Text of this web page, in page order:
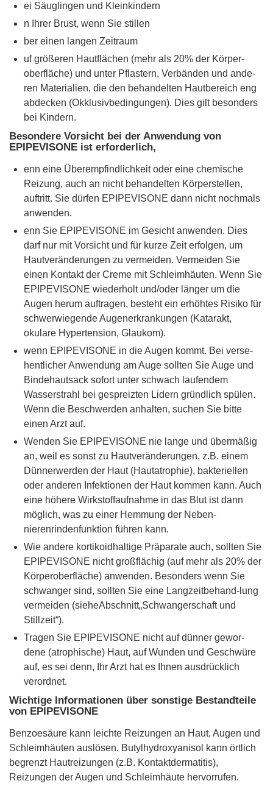
ei Säuglingen und Kleinkindern
n Ihrer Brust, wenn Sie stillen
ber einen langen Zeitraum
uf größeren Hautflächen (mehr als 20% der Körper-
oberfläche) und unter Pflastern, Verbänden und ande-
ren Materialien, die den behandelten Hautbereich eng
abdecken (Okklusivbedingungen). Dies gilt besonders
bei Kindern.
Besondere Vorsicht bei der Anwendung von
EPIPEVISONE ist erforderlich,
enn eine Überempfindlichkeit oder eine chemische
Reizung, auch an nicht behandelten Körperstellen,
auftritt. Sie dürfen EPIPEVISONE dann nicht nochmals
anwenden.
enn Sie EPIPEVISONE im Gesicht anwenden. Dies
darf nur mit Vorsicht und für kurze Zeit erfolgen, um
Hautveränderungen zu vermeiden. Vermeiden Sie
einen Kontakt der Creme mit Schleimhäuten. Wenn Sie
EPIPEVISONE wiederholt und/oder länger um die
Augen herum auftragen, besteht ein erhöhtes Risiko für
schwerwiegende Augenerkrankungen (Katarakt,
okulare Hypertension, Glaukom).
wenn EPIPEVISONE in die Augen kommt. Bei verse-
hentlicher Anwendung am Auge sollten Sie Auge und
Bindehautsack sofort unter schwach laufendem
Wasserstrahl bei gespreizten Lidern gründlich spülen.
Wenn die Beschwerden anhalten, suchen Sie bitte
einen Arzt auf.
Wenden Sie EPIPEVISONE nie lange und übermäßig
an, weil es sonst zu Hautveränderungen, z.B. einem
Dünnerwerden der Haut (Hautatrophie), bakteriellen
oder anderen Infektionen der Haut kommen kann. Auch
eine höhere Wirkstoffaufnahme in das Blut ist dann
möglich, was zu einer Hemmung der Neben-
nierenrindenfunktion führen kann.
Wie andere kortikoidhaltige Präparate auch, sollten Sie
EPIPEVISONE nicht großflächig (auf mehr als 20% der
Körperoberfläche) anwenden. Besonders wenn Sie
schwanger sind, sollten Sie eine Langzeitbehand-lung
vermeiden (sieheAbschnitt„Schwangerschaft und
Stillzeit“).
Tragen Sie EPIPEVISONE nicht auf dünner gewor-
dene (atrophische) Haut, auf Wunden und Geschwüre
auf, es sei denn, Ihr Arzt hat es Ihnen ausdrücklich
verordnet.
Wichtige Informationen über sonstige Bestandteile
von EPIPEVISONE
Benzoesäure kann leichte Reizungen an Haut, Augen und
Schleimhäuten auslösen. Butylhydroxyanisol kann örtlich
begrenzt Hautreizungen (z.B. Kontaktdermatitis),
Reizungen der Augen und Schleimhäute hervorrufen.